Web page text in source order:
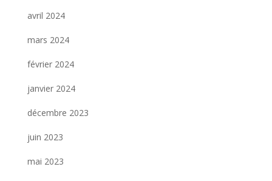
avril 2024
mars 2024
février 2024
janvier 2024
décembre 2023
juin 2023
mai 2023